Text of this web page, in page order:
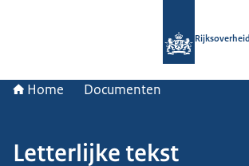
Rijksoverheid
Home Documenten
Letterlijke tekst